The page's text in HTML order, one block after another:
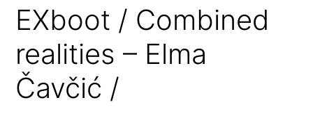
EXboot / Combined
realities – Elma
Čavčić